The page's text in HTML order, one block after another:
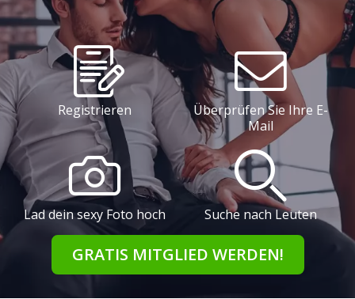
Registrieren
Überprüfen Sie Ihre E-
Mail
Lad dein sexy Foto hoch Suche nach Leuten
GRATIS MITGLIED WERDEN!